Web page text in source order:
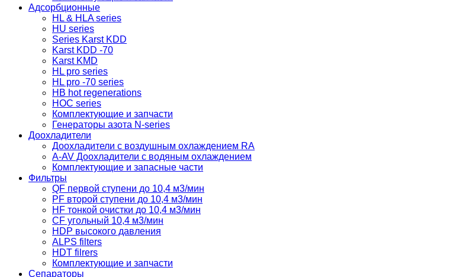
Адсорбционные
HL & HLA series
HU series
Series Karst KDD
Karst KDD -70
Karst KMD
HL pro series
HL pro -70 series
HB hot regenerations
HOC series
Комплектующие и запчасти
Генераторы азота N-series
Доохладители
Доохладители с воздушным охлаждением RA
A-AV Доохладители с водяным охлаждением
Комплектующие и запасные части
Фильтры
QF первой ступени до 10,4 м3/мин
PF второй ступени до 10,4 м3/мин
HF тонкой очистки до 10,4 м3/мин
CF угольный 10,4 м3/мин
HDP высокого давления
ALPS filters
HDT filrers
Комплектующие и запчасти
Сепараторы